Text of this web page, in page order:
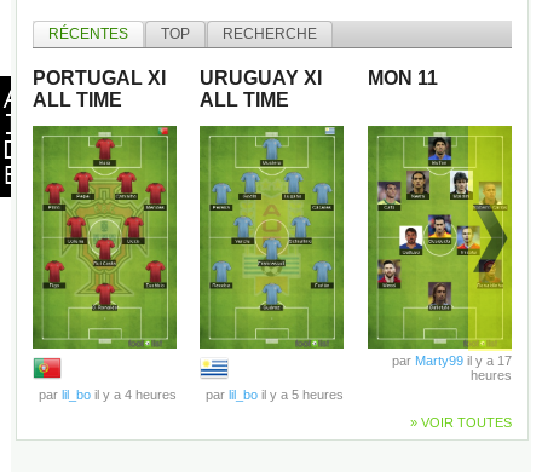
RÉCENTES TOP RECHERCHE
PORTUGAL XI
ALL TIME
par lil_boil y a 4 heures
URUGUAY XI
ALL TIME
parlil_bo il y a 5 heures
MON 11
par Marty99 il y a 17
heures
» VOIR TOUTES